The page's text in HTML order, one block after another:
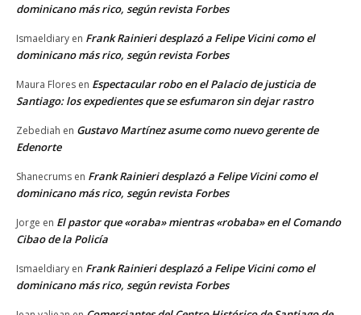
dominicano más rico, según revista Forbes
Ismaeldiary en Frank Rainieri desplazó a Felipe Vicini como el
dominicano más rico, según revista Forbes
Maura Flores en Espectacular robo en el Palacio de justicia de
Santiago: los expedientes que se esfumaron sin dejar rastro
Zebediah en Gustavo Martínez asume como nuevo gerente de
Edenorte
Shanecrums en Frank Rainieri desplazó a Felipe Vicini como el
dominicano más rico, según revista Forbes
Jorge en El pastor que «oraba» mientras «robaba» en el Comando
Cibao de la Policía
Ismaeldiary en Frank Rainieri desplazó a Felipe Vicini como el
dominicano más rico, según revista Forbes